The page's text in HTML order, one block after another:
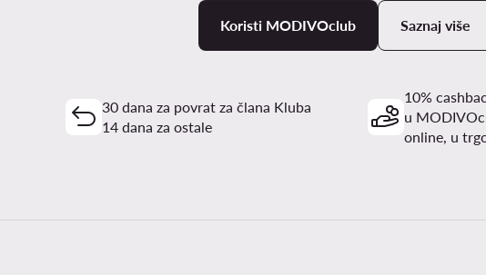
Koristi MODIVOclub Saznaj više
30 dana za povrat za člana Kluba
14 dana za ostale
10%
u
online, u